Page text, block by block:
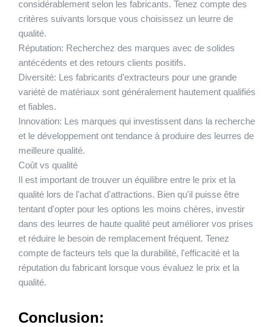
considérablement selon les fabricants. Tenez compte des
critères suivants lorsque vous choisissez un leurre de
qualité.
Réputation: Recherchez des marques avec de solides
antécédents et des retours clients positifs.
Diversité: Les fabricants d’extracteurs pour une grande
variété de matériaux sont généralement hautement qualifiés
et fiables.
Innovation: Les marques qui investissent dans la recherche
et le développement ont tendance à produire des leurres de
meilleure qualité.
Coût vs qualité
Il est important de trouver un équilibre entre le prix et la
qualité lors de l'achat d'attractions. Bien qu'il puisse être
tentant d'opter pour les options les moins chères, investir
dans des leurres de haute qualité peut améliorer vos prises
et réduire le besoin de remplacement fréquent. Tenez
compte de facteurs tels que la durabilité, l'efficacité et la
réputation du fabricant lorsque vous évaluez le prix et la
qualité.
Conclusion: